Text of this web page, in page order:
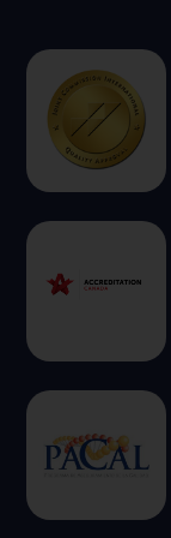
Permitir
Sistema